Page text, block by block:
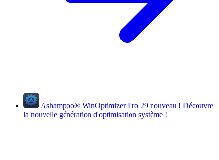
Ashampoo® WinOptimizer Pro 29 nouveau ! Découvre
la nouvelle génération d'optimisation système !